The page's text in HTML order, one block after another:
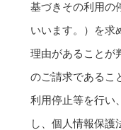
基づきその利用の
いいます。）を求
理由があることが
のご請求であるこ
利用停止等を行い
し、個人情報保護